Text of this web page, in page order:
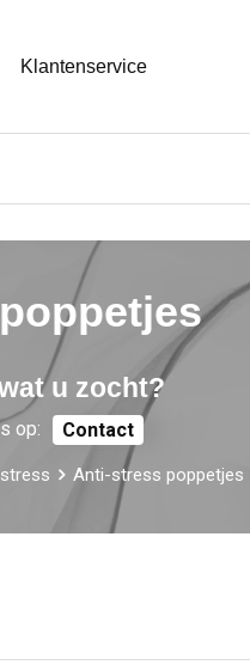
Klantenservice
u zocht?
op: Contact
Anti-stress poppetjes